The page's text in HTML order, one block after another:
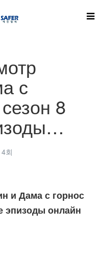
с
8
4회
и Дама с горнос
эпизоды онлайн